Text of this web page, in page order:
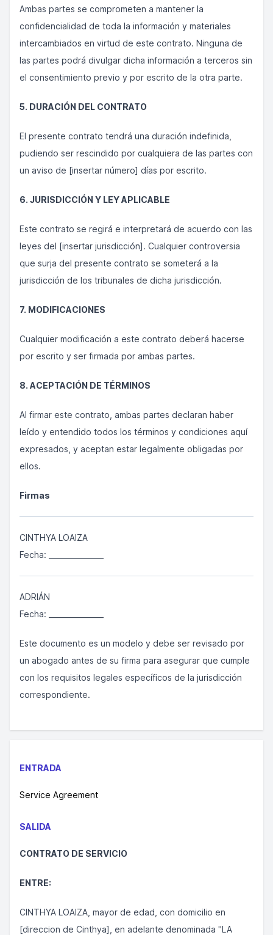
Ambas partes se comprometen a mantener la
confidencialidad de toda la información y materiales
intercambiados en virtud de este contrato. Ninguna de
las partes podrá divulgar dicha información a terceros sin
el consentimiento previo y por escrito de la otra parte.
5. DURACIÓN DEL CONTRATO
El presente contrato tendrá una duración indefinida,
pudiendo ser rescindido por cualquiera de las partes con
un aviso de [insertar número] días por escrito.
6. JURISDICCIÓN Y LEY APLICABLE
Este contrato se regirá e interpretará de acuerdo con las
leyes del [insertar jurisdicción]. Cualquier controversia
que surja del presente contrato se someterá a la
jurisdicción de los tribunales de dicha jurisdicción.
7. MODIFICACIONES
Cualquier modificación a este contrato deberá hacerse
por escrito y ser firmada por ambas partes.
8. ACEPTACIÓN DE TÉRMINOS
Al firmar este contrato, ambas partes declaran haber
leído y entendido todos los términos y condiciones aquí
expresados, y aceptan estar legalmente obligadas por
ellos.
Firmas
CINTHYA LOAIZA
Fecha: _______________
ADRIÁN
Fecha: _______________
Este documento es un modelo y debe ser revisado por
un abogado antes de su firma para asegurar que cumple
con los requisitos legales específicos de la jurisdicción
correspondiente.
ENTRADA
Service Agreement
SALIDA
CONTRATO DE SERVICIO
ENTRE:
CINTHYA LOAIZA, mayor de edad, con domicilio en
[direccion de Cinthya], en adelante denominada "LA